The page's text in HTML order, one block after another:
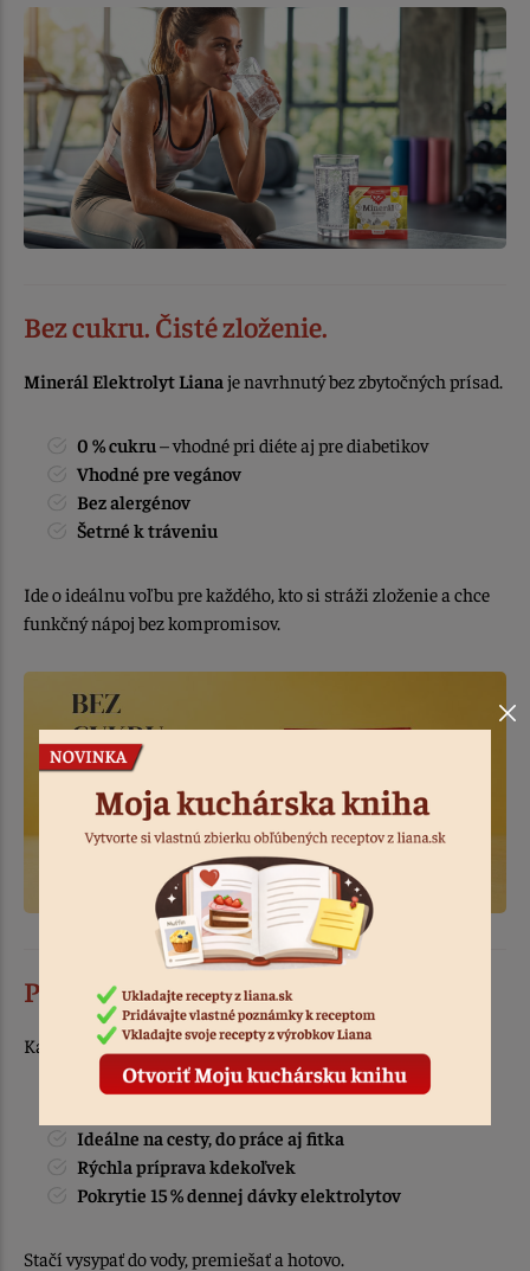
Bez cukru. Čisté zloženie.
Minerál Elektrolyt Liana je navrhnutý bez zbytočných prísad.
0 % cukru– vhodné pri diéte aj pre diabetikov
Vhodné pre vegánov
Bez alergénov
Šetrné k tráveniu
Ide o ideálnu voľbu pre každého, kto si stráži zloženie a chce
funkčný nápoj bez kompromisov.
Praktické 8 g balenie – vždy po ruke
Každé vrecko je navrhnuté pre maximálne pohodlie.
Ideálne na cesty, do práce aj fitka
Rýchla príprava kdekoľvek
Pokrytie 15 % dennej dávky elektrolytov
Stačí vysypať do vody, premiešať a hotovo.